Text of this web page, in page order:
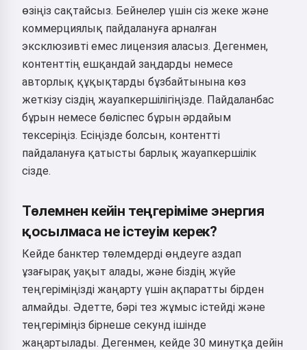
өзіңіз сақтайсыз. Бейнелер үшін сіз жеке және
коммерциялық пайдалануға арналған
эксклюзивті емес лицензия аласыз. Дегенмен,
контенттің ешқандай заңдарды немесе
авторлық құқықтарды бұзбайтынына көз
жеткізу сіздің жауапкершілігіңізде. Пайдаланбас
бұрын немесе бөліспес бұрын әрдайым
тексеріңіз. Есіңізде болсын, контентті
пайдалануға қатысты барлық жауапкершілік
сізде.
Төлемнен кейін теңгеріміме энергия
қосылмаса не істеуім керек?
Кейде банктер төлемдерді өңдеуге аздап
ұзағырақ уақыт алады, және біздің жүйе
теңгеріміңізді жаңарту үшін ақпаратты бірден
алмайды. Әдетте, бәрі тез жұмыс істейді және
теңгеріміңіз бірнеше секунд ішінде
жаңартылады. Дегенмен, кейде 30 минутқа дейін